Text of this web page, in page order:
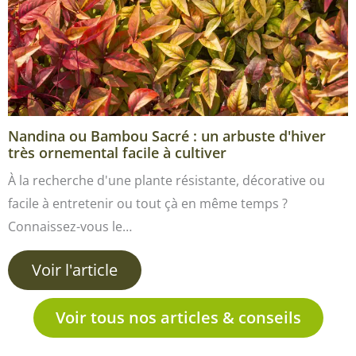
Nandina ou Bambou Sacré : un arbuste d'hiver
très ornemental facile à cultiver
À la recherche d'une plante résistante, décorative ou
facile à entretenir ou tout çà en même temps ?
Connaissez-vous le…
Voir l'article
Voir tous nos articles & conseils